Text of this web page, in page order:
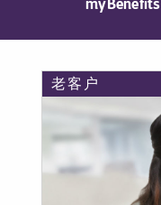
myBenefits
老客户